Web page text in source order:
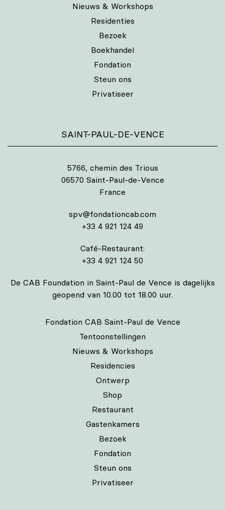
Nieuws & Workshops
Residenties
Bezoek
Boekhandel
Fondation
Steun ons
Privatiseer
SAINT-PAUL-DE-VENCE
5766, chemin des Trious
06570 Saint-Paul-de-Vence
France
spv@fondationcab.com
+33 4 921 124 49
Café-Restaurant:
+33 4 921 124 50
De CAB Foundation in Saint-Paul de Vence is dagelijks
geopend van 10.00 tot 18.00 uur.
Fondation CAB Saint-Paul de Vence
Tentoonstellingen
Nieuws & Workshops
Residencies
Ontwerp
Shop
Restaurant
Gastenkamers
Bezoek
Fondation
Steun ons
Privatiseer